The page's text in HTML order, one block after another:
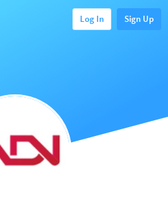
Log In Sign Up